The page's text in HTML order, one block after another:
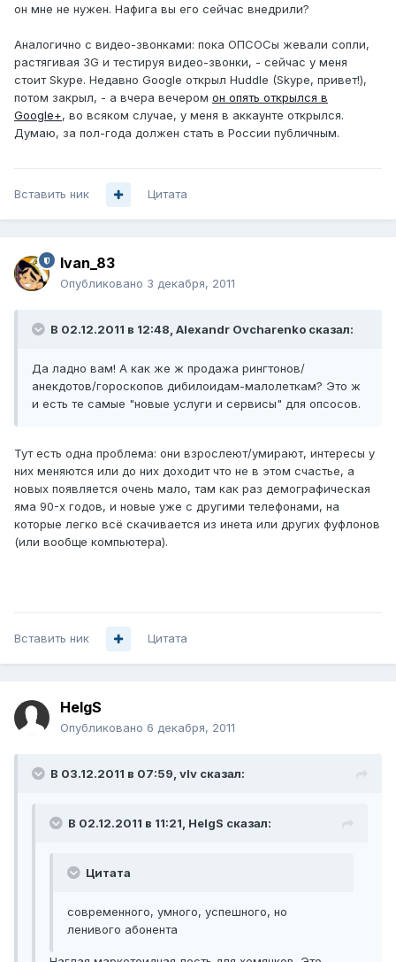
он мне не нужен. Нафига вы его сейчас внедрили?
Аналогично с видео-звонками: пока ОПСОСы жевали сопли,
растягивая 3G и тестируя видео-звонки, - сейчас у меня
стоит Skype. Недавно Google открыл Huddle (Skype, привет!),
потом закрыл, - а вчера вечером он опять открылся в
Google+, во всяком случае, у меня в аккаунте открылся.
Думаю, за пол-года должен стать в России публичным.
Вставить ник Цитата
Ivan_83
Опубликовано 3 декабря, 2011
В 02.12.2011 в 12:48, Alexandr Ovcharenko сказал:
Да ладно вам! А как же ж продажа рингтонов/
анекдотов/гороскопов дибилоидам-малолеткам? Это ж
и есть те самые "новые услуги и сервисы" для опсосов.
Тут есть одна проблема: они взрослеют/умирают, интересы у
них меняются или до них доходит что не в этом счастье, а
новых появляется очень мало, там как раз демографическая
яма 90-х годов, и новые уже с другими телефонами, на
которые легко всё скачивается из инета или других фуфлонов
(или вообще компьютера).
Вставить ник Цитата
HelgS
Опубликовано 6 декабря, 2011
В 03.12.2011 в 07:59, vIv сказал:
В 02.12.2011 в 11:21, HelgS сказал:
Цитата
современного, умного, успешного, но
ленивого абонента